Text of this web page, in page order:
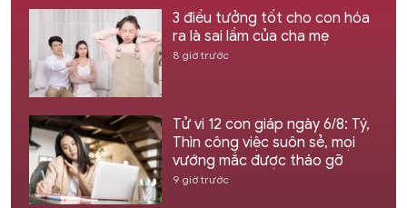
3 điều tưởng tốt cho con hóa
ra là sai lầm của cha mẹ
8 giờ trước
Tử vi 12 con giáp ngày 6/8: Tý,
Thìn công việc suôn sẻ, mọi
vướng mắc được tháo gỡ
9 giờ trước